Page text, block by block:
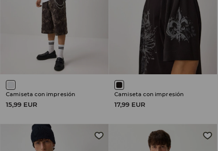
Camiseta con impresión
15,99 EUR
Camiseta con impresión
17,99 EUR